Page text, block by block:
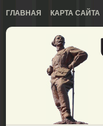
ГЛАВНАЯ КАРТА САЙТА